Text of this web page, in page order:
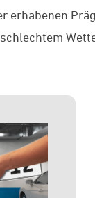
erhabenen